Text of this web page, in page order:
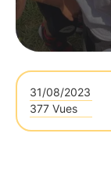
31/08/2023
377 Vues